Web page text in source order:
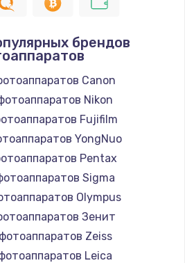
заварочного блока
Заказать
клапана
2050 руб.
Заказать
дренажа
2400 руб.
Заказать
брендов
Canon
Nikon
Fujifilm
YongNuo
Pentax
Sigma
Olympus
Зенит
Zeiss
Leica